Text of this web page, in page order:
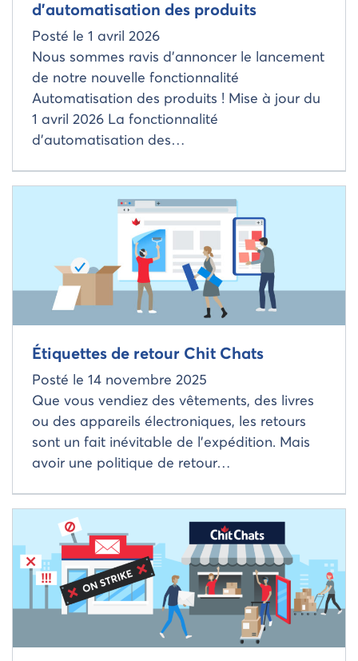
d’automatisation des produits
Posté le 1 avril 2026
Nous sommes ravis d’annoncer le lancement
de notre nouvelle fonctionnalité
Automatisation des produits ! Mise à jour du
1 avril 2026 La fonctionnalité
d’automatisation des…
Étiquettes de retour Chit Chats
Posté le 14 novembre 2025
Que vous vendiez des vêtements, des livres
ou des appareils électroniques, les retours
sont un fait inévitable de l’expédition. Mais
avoir une politique de retour…
Read more about
Read more about